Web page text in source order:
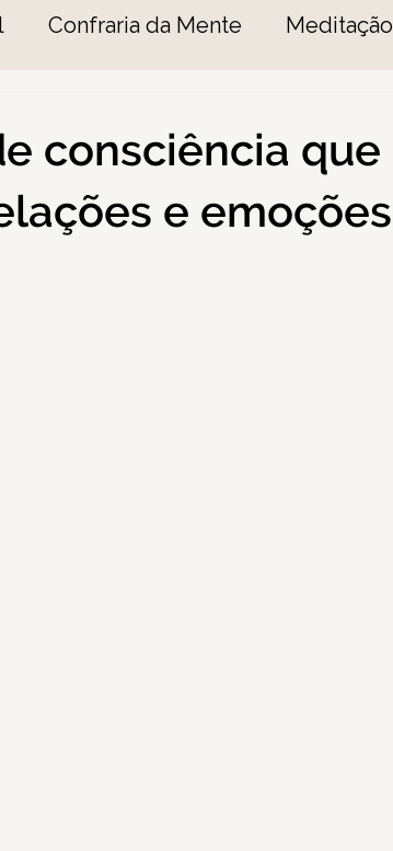
Confraria da Mente Meditação
consciência que
e emoções